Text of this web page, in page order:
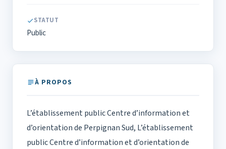
STATUT
Public
À PROPOS
L’établissement public Centre d’information et
d’orientation de Perpignan Sud, L’établissement
public Centre d’information et d’orientation de